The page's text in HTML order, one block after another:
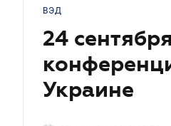
ВЭД
24
Украине